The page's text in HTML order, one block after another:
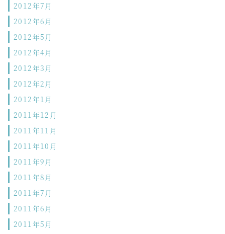
2012年7月
2012年6月
2012年5月
2012年4月
2012年3月
2012年2月
2012年1月
2011年12月
2011年11月
2011年10月
2011年9月
2011年8月
2011年7月
2011年6月
2011年5月